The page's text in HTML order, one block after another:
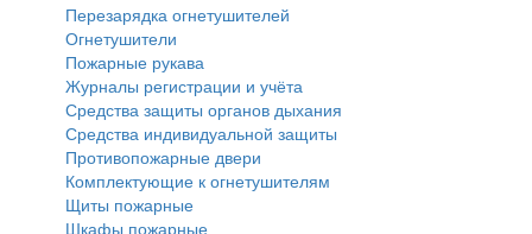
Перезарядка огнетушителей
Огнетушители
Пожарные рукава
Журналы регистрации и учёта
Средства защиты органов дыхания
Средства индивидуальной защиты
Противопожарные двери
Комплектующие к огнетушителям
Щиты пожарные
Шкафы пожарные